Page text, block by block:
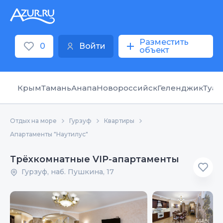
0 Войти
Разместить
объект
КрымТаманьАнапаНовороссийскГеленджик
Отдых на море Гурзуф
Квартиры
Апартаменты "Наутилус"
Трёхкомнатные VIP-апартаменты
Гурзуф, наб. Пушкина, 17